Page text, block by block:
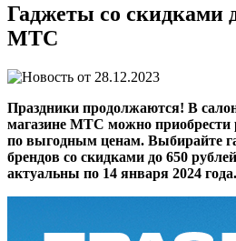
Гаджеты со скидками
МТС
28.12.2023
Праздники продолжаются! В
магазине МТС можно приобрести
по выгодным ценам. Выбирайте
брендов со скидками до 650
актуальны по 14 января 2024 года.